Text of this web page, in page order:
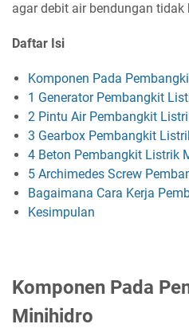
agar debit air bendungan tidak
Daftar Isi
Komponen Pada
1 Generator Pembangkit
2 Pintu Air Pembangkit
3 Gearbox Pembangkit
4 Beton Pembangkit Listrik
5 Archimedes Screw
Bagaimana Cara Kerja
Kesimpulan
Komponen Pada
Minihidro